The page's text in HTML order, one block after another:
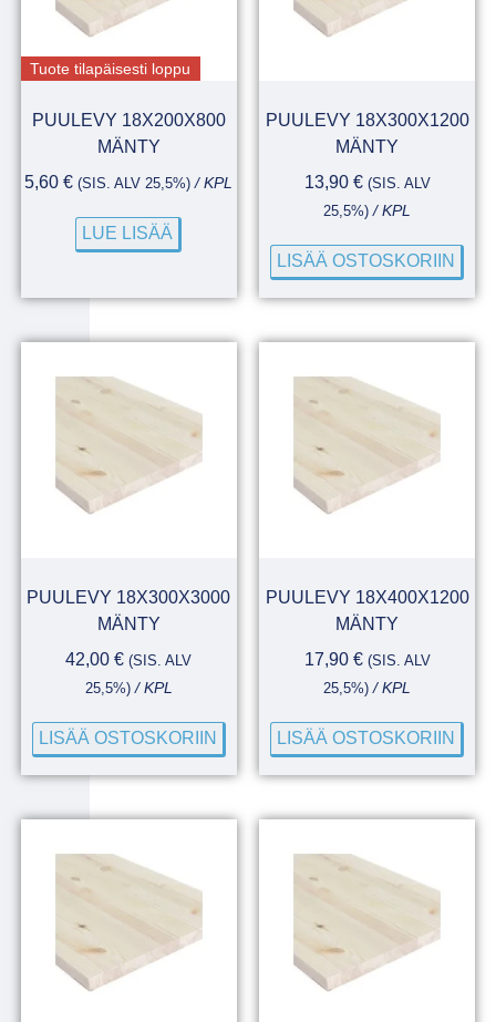
Tuote tilapäisesti loppu
PUULEVY 18X200X800
MÄNTY
5,60€ (SIS. ALV 25,5%) / KPL
LUE LISÄÄ
PUULEVY 18X300X1200
MÄNTY
13,90 € (SIS. ALV
25,5%) / KPL
LISÄÄ OSTOSKORIIN
PUULEVY 18X300X3000
MÄNTY
42,00€ (SIS. ALV
25,5%)/ KPL
LISÄÄ OSTOSKORIIN
PUULEVY 18X400X1200
MÄNTY
17,90 € (SIS. ALV
25,5%) / KPL
LISÄÄ OSTOSKORIIN